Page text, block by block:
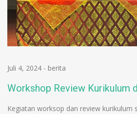
Juli 4, 2024 - berita
Workshop Review Kurikulum
Kegiatan worksop dan review kurikulum